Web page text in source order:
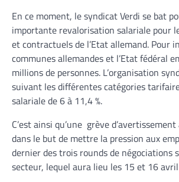
En ce moment, le syndicat Verdi se bat
importante revalorisation salariale pour
et contractuels de l’Etat allemand. Pour
communes allemandes et l’Etat fédéral
millions de personnes. L’organisation
suivant les différentes catégories
salariale de 6 à 11,4 %.
C’est ainsi qu’une grève
dans le but de mettre la pression aux
dernier des trois rounds de négociations
secteur, lequel aura lieu les 15 et 16